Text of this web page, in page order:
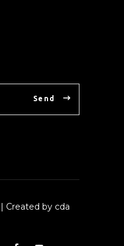
Send
| Created by cda